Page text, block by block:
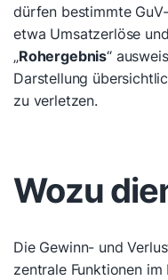
dürfen bestimmte
etwa Umsatzerlöse
„Rohergebnis“
Darstellung
zu verletzen.
Wozu
Die Gewinn- und
zentrale Funktionen